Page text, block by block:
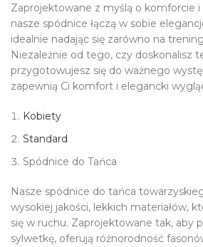
Zaprojektowane z myślą o komforcie
nasze spódnice łączą w sobie
idealnie nadając się zarówno na
Niezależnie od tego, czy doskonalisz
przygotowujesz się do ważnego
zapewnią Ci komfort i elegancki
Kobiety
Standard
Spódnice do Tańca
Nasze spódnice do tańca
wysokiej jakości, lekkich materiałów,
się w ruchu. Zaprojektowane tak, aby
sylwetkę, oferują różnorodność